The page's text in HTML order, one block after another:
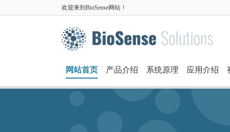
欢迎来到BioSense网站！
网站首页 产品介绍 系统原理 应用介绍